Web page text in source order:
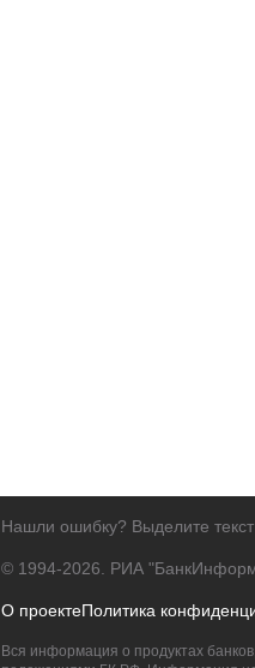
Нашли ошибку? Выделите
© 1994-2026. РИА
О проектеПолитика
Вся информация о продуктах